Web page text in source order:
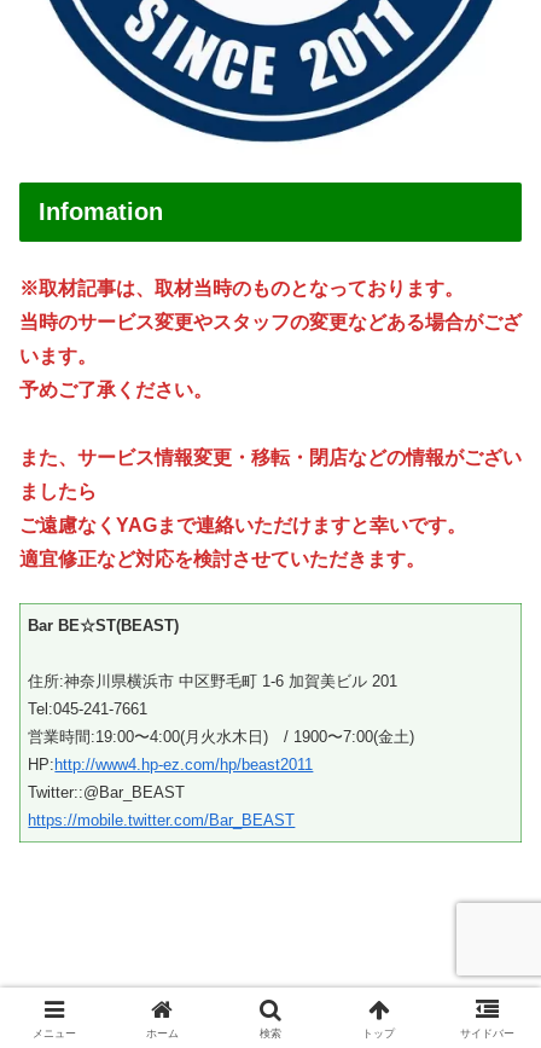
Infomation
※取材記事は、取材当時のものとなっております。
当時のサービス変更やスタッフの変更などある場合がござ
います。
予めご了承ください。
また、サービス情報変更・移転・閉店などの情報がござい
ましたら
ご遠慮なくYAGまで連絡いただけますと幸いです。
適宜修正など対応を検討させていただきます。
Bar BE☆ST(BEAST)
住所:神奈川県横浜市 中区野毛町 1-6 加賀美ビル 201
Tel:045-241-7661
営業時間:19:00〜4:00(月火水木日) / 1900〜7:00(金土)
HP: http://www4.hp-ez.com/hp/beast2011
Twitter::@Bar_BEAST
https://mobile.twitter.com/Bar_BEAST
メニュー ホーム 検索 トップ サイドバー